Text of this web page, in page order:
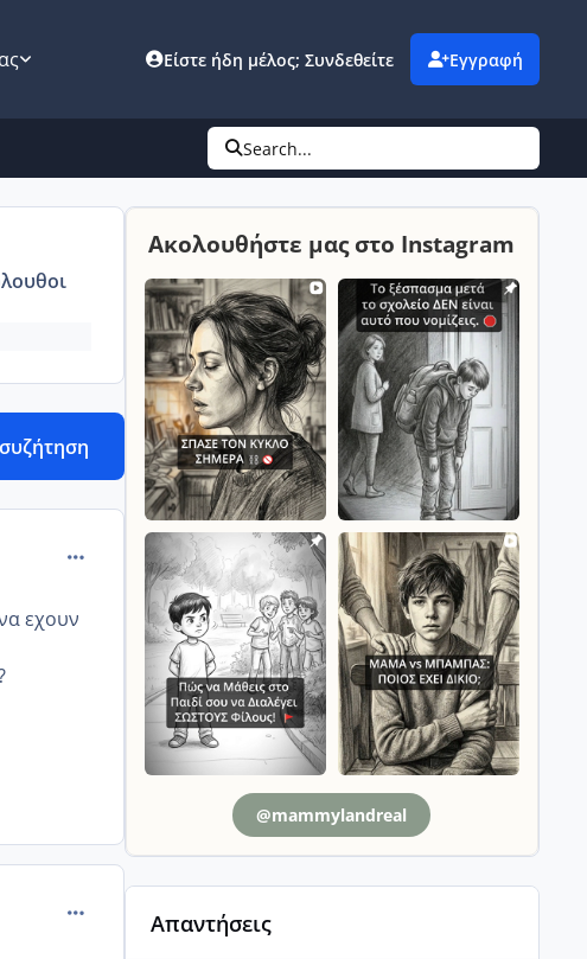
Είστε ήδη μέλος; Συνδεθείτε Εγγραφή
Search...
comment_872168
εχουν
comment_872180
Ακολουθήστε μας στο Instagram
@mammylandreal
Απαντήσεις